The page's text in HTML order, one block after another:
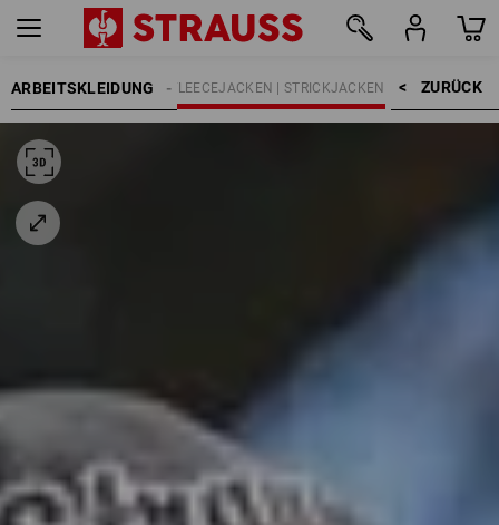
ARBEITSKLEIDUNG ZURÜCK    >
FLEECEJACKEN | STRICKJACKEN
JACKEN
DAMEN